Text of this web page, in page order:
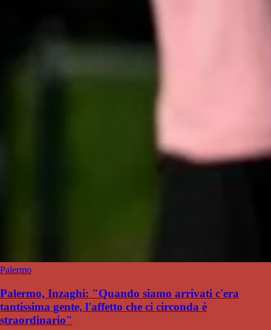
Palermo
Palermo, Inzaghi: "Quando siamo arrivati c'era
tantissima gente, l'affetto che ci circonda è
straordinario"